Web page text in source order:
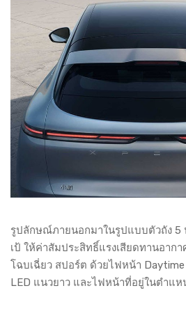
รูปลักษณ์ภายนอกมาในรูปแบบตัวถัง 5
เป้ ให้ค่าสัมประสิทธิ์แรงเสียดทานอากา
โฉบเฉี่ยว สปอร์ต ด้วยไฟหน้า
LED แนวยาว และไฟหน้าที่อยู่ในตำแ